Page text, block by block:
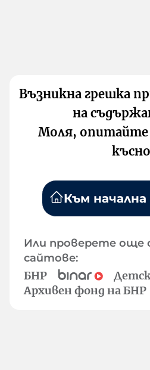
Възникна грешка
на
Моля,
Към
Или проверете
сайтове:
БНР
Архивен фонд на БНР